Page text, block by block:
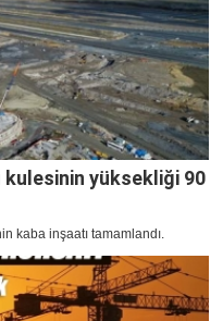
kulesinin yüksekliği 90
kaba inşaatı tamamlandı.